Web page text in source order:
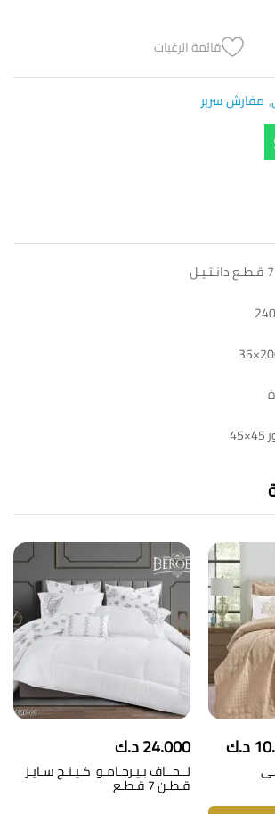
قائمة الرغبات
, مفارش سرير
د.كنطاق
السعر:
هناك
24.000د.ك
لــحــاف بـيـرجـامـو كـيـنـج سـايـز
قـطـن 7 قـطـع